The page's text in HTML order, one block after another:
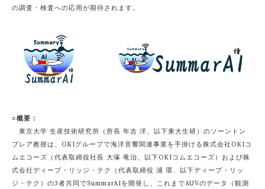
の調査・検査への応用が期待されます。
○概要：
東京大学 生産技術研究所（所長 年吉 洋、以下東大生研）のソーントン
ブレア教授は、OKIグループで海洋音響関連事業を手掛ける株式会社OKIコ
ムエコーズ（代表取締役社長 大塚 竜治、以下OKIコムエコーズ）および株
式会社ディープ・リッジ・テク（代表取締役 浦 環、以下ディープ・リッ
ジ・テク）の3者共同でSummarAIを開発し、これまでAUVのデータ（観測